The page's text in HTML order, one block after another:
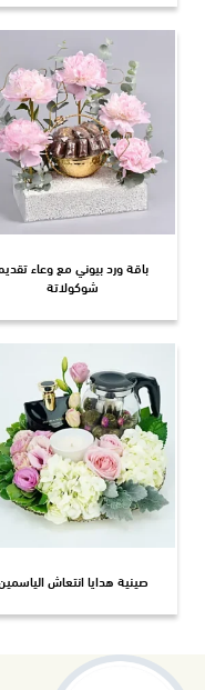
باقة ورد بيوني مع وعاء
شوكولاتة
صينية هدايا انتعاش